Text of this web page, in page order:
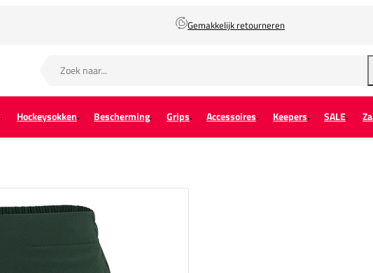
Gemakkelijk retourneren
Hockeysokken Bescherming Grips Accessoires Keepers SALE